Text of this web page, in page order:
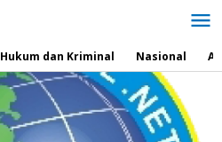
Hukum dan Kriminal Nasional